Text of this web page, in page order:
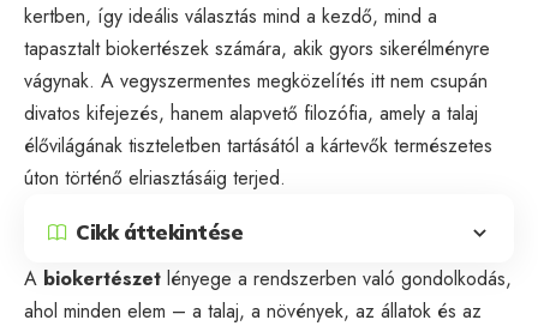
kertben, így ideális választás mind a kezdő, mind a
tapasztalt biokertészek számára, akik gyors sikerélményre
vágynak. A vegyszermentes megközelítés itt nem csupán
divatos kifejezés, hanem alapvető filozófia, amely a talaj
élővilágának tiszteletben tartásától a kártevők természetes
úton történő elriasztásáig terjed.
Cikk áttekintése
A biokertészet lényege a rendszerben való gondolkodás,
ahol minden elem – a talaj, a növények, az állatok és az